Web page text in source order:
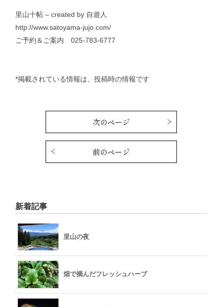
里山十帖 – created by 自遊人
http://www.satoyama-jujo.com/
ご予約＆ご案内 025-783-6777
*掲載されている情報は、投稿時の情報です
次のページ
前のページ
新着記事
里山の夜
畑で摘んだフレッシュハーブ